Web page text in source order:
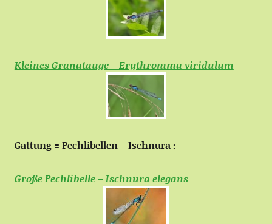
Kleines Granatauge – Erythromma viridulum
Gattung = Pechlibellen – Ischnura :
Große Pechlibelle – Ischnura elegans